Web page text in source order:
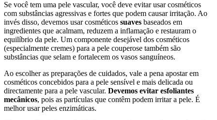
Se você tem uma pele vascular, você deve evitar usar cosméticos
com substâncias agressivas e fortes que podem causar irritação. Ao
invés disso, devemos usar cosméticos suaves baseados em
ingredientes que acalmam, reduzem a inflamação e restauram o
equilíbrio da pele. Um componente desejável dos cosméticos
(especialmente cremes) para a pele couperose também são
substâncias que selam e fortalecem os vasos sanguíneos.
Ao escolher as preparações de cuidados, vale a pena apostar em
cosméticos concebidos para a pele sensível e mais delicada ou
directamente para a pele vascular. Devemos evitar esfoliantes
mecânicos, pois as partículas que contêm podem irritar a pele. É
melhor usar peles enzimáticas.